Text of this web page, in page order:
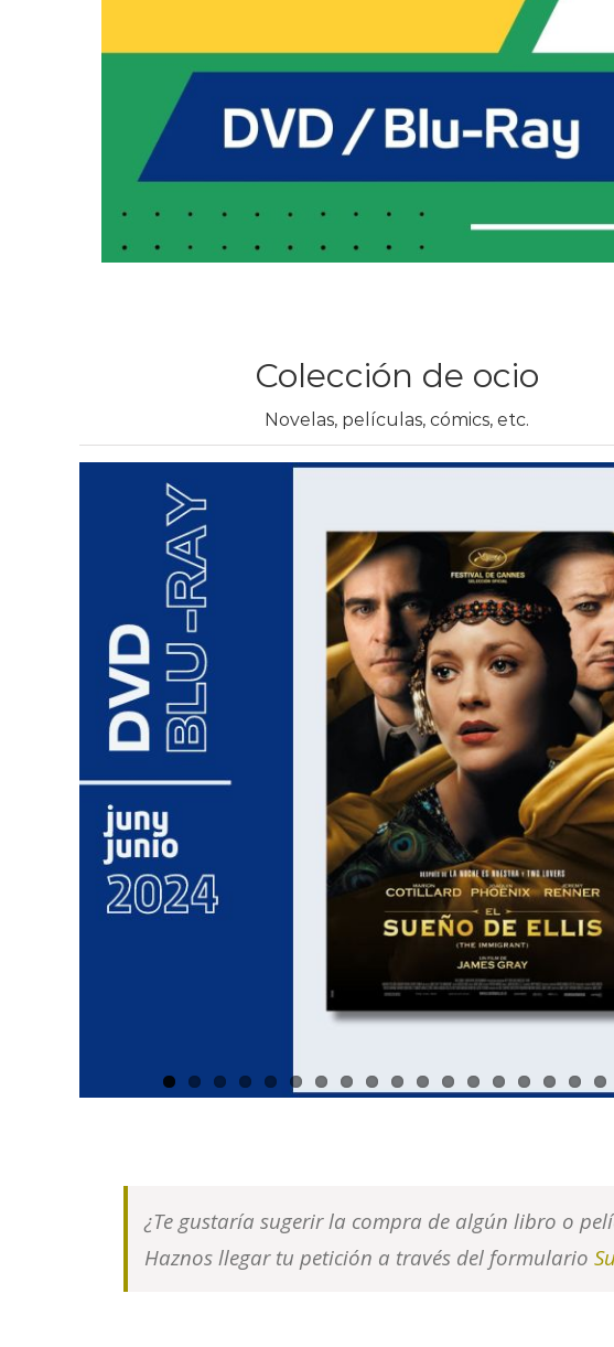
Colección de ocio
Novelas, películas, cómics, etc.
¿Te gustaría sugerir la compra de algún libro o
Haznos llegar tu petición a través del formulario